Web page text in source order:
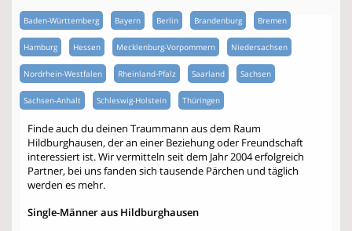
Baden-Württemberg Bayern Berlin Brandenburg Bremen
Hamburg Hessen Mecklenburg-Vorpommern Niedersachsen
Nordrhein-Westfalen Rheinland-Pfalz Saarland Sachsen
Sachsen-Anhalt Schleswig-Holstein Thüringen
Finde auch du deinen Traummann aus dem Raum
Hildburghausen, der an einer Beziehung oder Freundschaft
interessiert ist. Wir vermitteln seit dem Jahr 2004 erfolgreich
Partner, bei uns fanden sich tausende Pärchen und täglich
werden es mehr.
Single-Männer aus Hildburghausen